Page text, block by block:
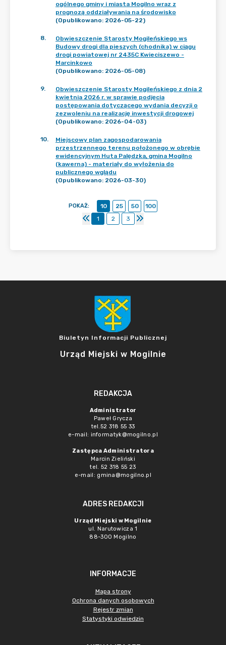
ogólnego gminy i miasta Mogilno wraz z
prognozą oddziaływania na środowisko
(Opublikowano: 2026-05-22)
8.
Obwieszczenie Starosty Mogileńskiego ws
Budowy drogi dla pieszych (chodnika) w ciągu
drogi powiatowej nr 2435C Kwieciszewo -
Marcinkowo
(Opublikowano: 2026-05-08)
9.
Obwieszczenie Starosty Mogileńskiego z dnia 2
kwietnia 2026 r. w sprawie podjęcia
postępowania dotyczącego wydania decyzji o
zezwoleniu na realizację inwestycji drogowej
(Opublikowano: 2026-04-03)
10.
Miejscowy plan zagospodarowania
przestrzennego terenu położonego w obrębie
ewidencyjnym Huta Palędzka, gmina Mogilno
(kawerna) - materiały do wyłożenia do
publicznego wglądu
(Opublikowano: 2026-03-30)
POKAŻ: 10 25 50
100
1
2 3
Biuletyn Informacji Publicznej
Urząd Miejski w Mogilnie
REDAKCJA
Administrator
Paweł Grycza
tel.52 318 55 33
e-mail: informatyk@mogilno.pl
Zastępca Administratora
Marcin Zieliński
tel. 52 318 55 23
e-mail: gmina@mogilno.pl
ADRES REDAKCJI
Urząd Miejski w Mogilnie
ul. Narutowicza 1
88-300 Mogilno
INFORMACJE
Mapa strony
Ochrona danych osobowych
Rejestr zmian
Statystyki odwiedzin